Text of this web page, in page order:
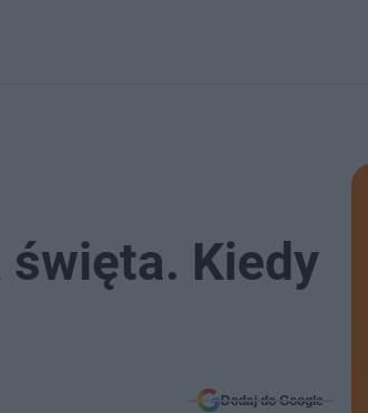
Kiedy
Dodaj do Google